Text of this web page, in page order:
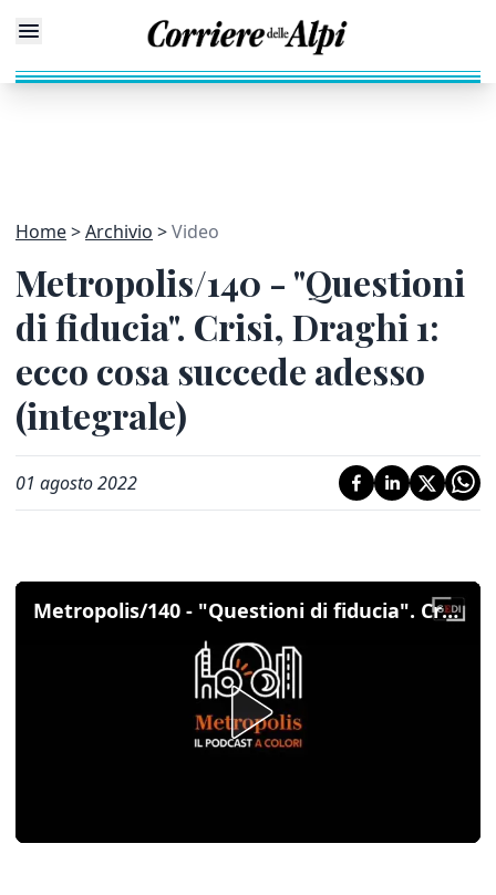
Home Archivio Video
Metropolis/140 - "Questioni
di fiducia". Crisi, Draghi 1:
ecco cosa succede adesso
(integrale)
01 agosto 2022
Metropolis/140 - "Questioni di fiducia". Crisi, Draghi 1: ecco cosa succede adesso (integrale)